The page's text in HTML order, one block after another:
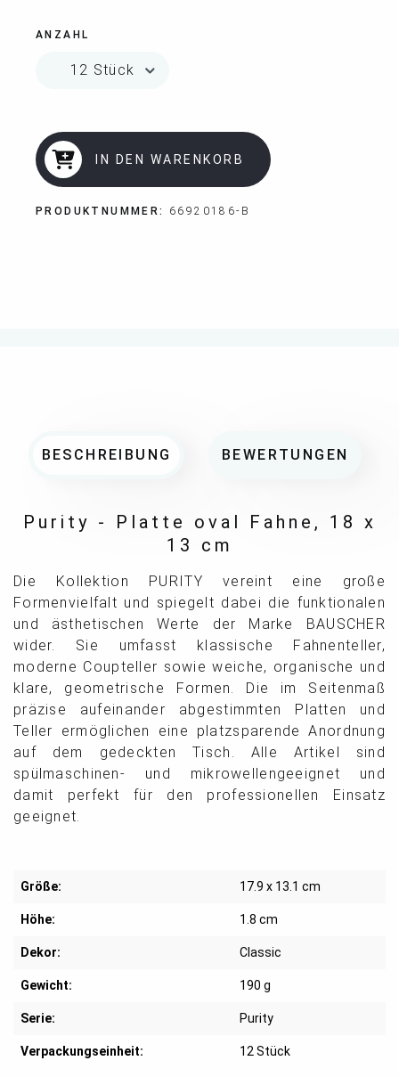
ANZAHL
IN DEN WARENKORB
PRODUKTNUMMER: 66920186-B
BESCHREIBUNG BEWERTUNGEN
Purity - Platte oval Fahne, 18 x
13 cm
Die Kollektion PURITY vereint eine große
Formenvielfalt und spiegelt dabei die funktionalen
und ästhetischen Werte der Marke BAUSCHER
wider. Sie umfasst klassische Fahnenteller,
moderne Coupteller sowie weiche, organische und
klare, geometrische Formen. Die im Seitenmaß
präzise aufeinander abgestimmten Platten und
Teller ermöglichen eine platzsparende Anordnung
auf dem gedeckten Tisch. Alle Artikel sind
spülmaschinen- und mikrowellengeeignet und
damit perfekt für den professionellen Einsatz
geeignet.
Größe: 17.9 x 13.1 cm
Höhe: 1.8 cm
Dekor: Classic
Gewicht: 190 g
Serie: Purity
Verpackungseinheit: 12 Stück